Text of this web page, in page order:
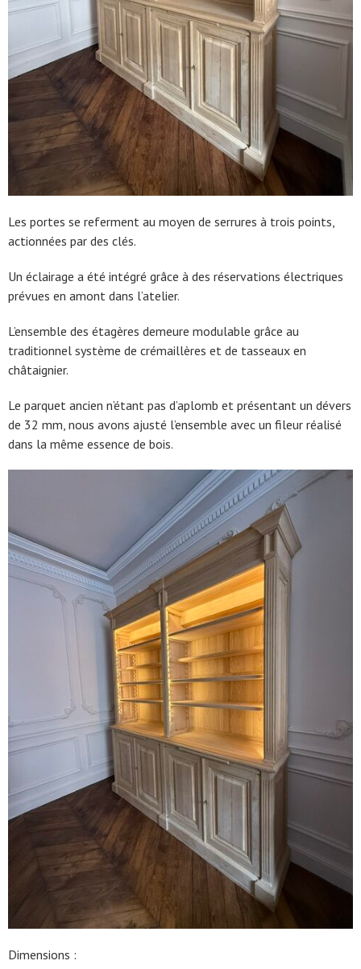
Les portes se referment au moyen de serrures à trois points,
actionnées par des clés.
Un éclairage a été intégré grâce à des réservations électriques
prévues en amont dans l’atelier.
L’ensemble des étagères demeure modulable grâce au
traditionnel système de crémaillères et de tasseaux en
châtaignier.
Le parquet ancien n’étant pas d’aplomb et présentant un dévers
de 32 mm, nous avons ajusté l’ensemble avec un fileur réalisé
dans la même essence de bois.
Dimensions :